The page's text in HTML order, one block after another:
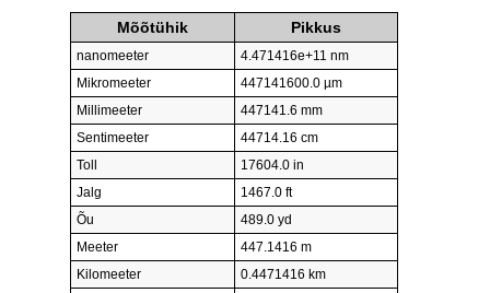
Mõõtühik Pikkus
nanomeeter
4.471416e+11 nm
Mikromeeter
447141600.0 µm
Millimeeter
447141.6 mm
Sentimeeter
44714.16 cm
Toll
17604.0 in
Jalg
1467.0 ft
Õu
489.0 yd
Meeter
447.1416 m
Kilomeeter
0.4471416 km